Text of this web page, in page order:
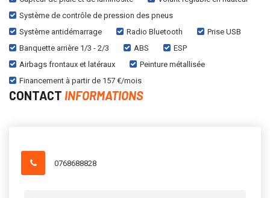
Système de contrôle de pression des pneus
Système antidémarrage
Radio Bluetooth
Prise USB
Banquette arrière 1/3 - 2/3
ABS
ESP
Airbags frontaux et latéraux
Peinture métallisée
Financement à partir de 157 €/mois
CONTACT INFORMATIONS
0768688828